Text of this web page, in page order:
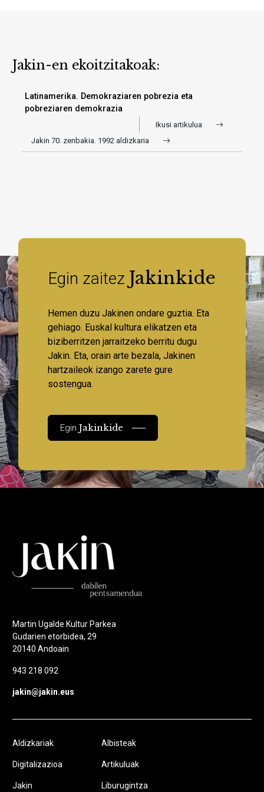
Jakin-en ekoitzitakoak:
Latinamerika. Demokraziaren pobrezia eta
pobreziaren demokrazia
Ikusi artikulua
Jakin 70. zenbakia. 1992 aldizkaria
Egin zaitez Jakinkide
Hemen duzu Jakinen ondare guztia. Eta
gehiago. Euskal kultura elikatzen eta
biziberritzen jarraitzeko berritu dugu
Jakin. Eta, orain arte bezala, Jakinen
hartzaileok izango zarete gure
sostengua.
EginJakinkide
Martin Ugalde Kultur Parkea
Gudarien etorbidea, 29
20140 Andoain
943 218 092
jakin@jakin.eus
Aldizkariak
Digitalizazioa
Jakin
Albisteak
Artikuluak
Liburugintza